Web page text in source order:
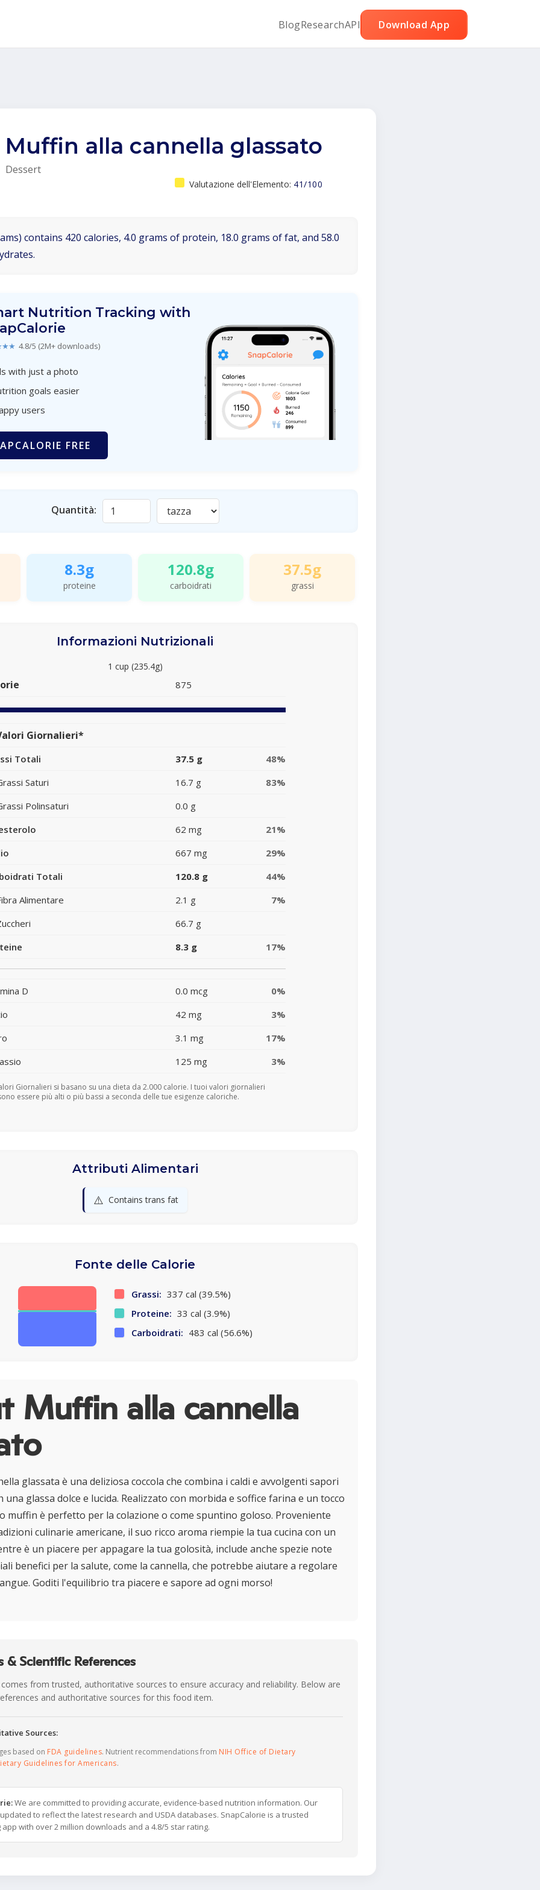
BlogResearchAPI Download App
Muffin alla cannella glassato
Dessert
Valutazione dell'Elemento: 41/100
contains 420 calories, 4.0 grams of protein, 18.0 grams of fat, and 58.0
Nutrition Tracking with
4.8/5 (2M+ downloads)
with just a photo
goals easier
users
FREE
Quantità:
8.3g
proteine
120.8g
carboidrati
37.5g
grassi
Informazioni Nutrizionali
1 cup (235.4g)
875
Giornalieri*
Totali 37.5 g
48%
Saturi
16.7 g
83%
Polinsaturi
0.0 g
62 mg
21%
667 mg
29%
Totali
120.8 g
44%
Alimentare
2.1 g
7%
66.7 g
8.3 g 17%
D 0.0 mcg
0%
42 mg
3%
3.1 mg
17%
125 mg 3%
Giornalieri si basano su una dieta da 2.000 calorie. I tuoi valori giornalieri
essere più alti o più bassi a seconda delle tue esigenze caloriche.
Attributi Alimentari
⚠️ Contains trans fat
Fonte delle Calorie
Grassi: 337 cal (39.5%)
Proteine: 33 cal (3.9%)
Carboidrati: 483 cal (56.6%)
Muffin alla cannella
glassata è una deliziosa coccola che combina i caldi e avvolgenti sapori
una glassa dolce e lucida. Realizzato con morbida e soffice farina e un tocco
muffin è perfetto per la colazione o come spuntino goloso. Proveniente
culinarie americane, il suo ricco aroma riempie la tua cucina con un
è un piacere per appagare la tua golosità, include anche spezie note
benefici per la salute, come la cannella, che potrebbe aiutare a regolare
Goditi l'equilibrio tra piacere e sapore ad ogni morso!
& Scientific References
from trusted, authoritative sources to ensure accuracy and reliability. Below are
and authoritative sources for this food item.
Sources:
based on FDA guidelines. Nutrient recommendations from NIH Office of Dietary
Guidelines for Americans.
We are committed to providing accurate, evidence-based nutrition information. Our
to reflect the latest research and USDA databases. SnapCalorie is a trusted
with over 2 million downloads and a 4.8/5 star rating.